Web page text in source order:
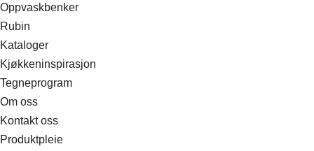
Oppvaskbenker
Rubin
Kataloger
Kjøkkeninspirasjon
Tegneprogram
Om oss
Kontakt oss
Produktpleie